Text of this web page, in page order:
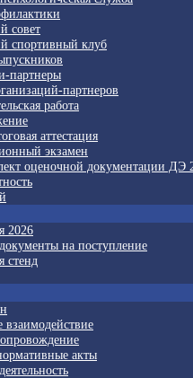
совет
спортивный клуб
партнеры
партнеров
работа
аттестация
экзамен
оценочной документации ДЭ
2026
на поступление
стенд
акты